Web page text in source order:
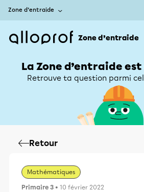
Zone d’entraide
Zone d’entraide
La Zone d’entraide
Retrouve ta question parmi
Retour
Mathématiques
Primaire 3 • 10 février 2022